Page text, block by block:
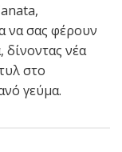
να σας φέρουν
νέα
στο
γεύμα.